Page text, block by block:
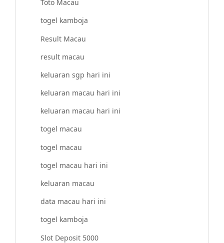
Toto Macau
togel kamboja
Result Macau
result macau
keluaran sgp hari ini
keluaran macau hari ini
keluaran macau hari ini
togel macau
togel macau
togel macau hari ini
keluaran macau
data macau hari ini
togel kamboja
Slot Deposit 5000